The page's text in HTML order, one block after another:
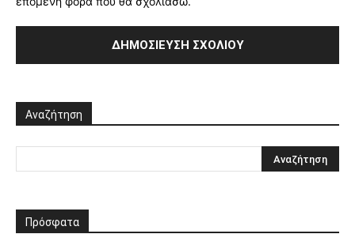
Αναζήτηση
Πρόσφατα